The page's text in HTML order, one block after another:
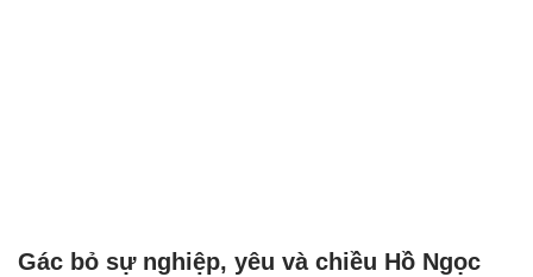
Gác bỏ sự nghiệp, yêu và chiều Hồ Ngọc